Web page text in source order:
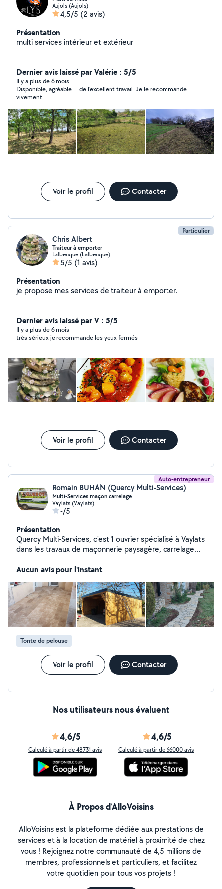
Aujols (Aujols)
4,5/5 (2 avis)
Présentation
multi services intérieur et extérieur
Dernier avis laissé par Valérie : 5/5
Il y a plus de 6 mois
Disponible, agréable ... de l'excellent travail. Je le recommande
vivement.
Voir le profil Contacter
Particulier
Chris Albert
Traiteur à emporter
Lalbenque (Lalbenque)
5/5 (1 avis)
Présentation
je propose mes services de traiteur à emporter.
Dernier avis laissé par V : 5/5
Il y a plus de 6 mois
très sérieux je recommande les yeux fermés
Voir le profil Contacter
Auto-entrepreneur
Romain BUHAN (Quercy Multi-Services)
Multi-Services maçon carrelage
Vaylats (Vaylats)
-/5
Présentation
Quercy Multi-Services, c'est 1 ouvrier spécialisé à Vaylats
dans les travaux de maçonnerie paysagère, carrelage
bois, l'entretien de votre jardin (tonte, taille, traitement)
Aucun avis pour l'instant
Tonte de pelouse
Voir le profil Contacter
Nos utilisateurs nous évaluent
4,6/5
Calculé à partir de 48731 avis
4,6/5
Calculé à partir de 66000 avis
À Propos d’AlloVoisins
AlloVoisins est la plateforme dédiée aux prestations de
services et à la location de matériel à proximité de chez
vous ! Rejoignez notre communauté de 4,5 millions de
membres, professionnels et particuliers, et facilitez
votre quotidien pour tous vos projets !